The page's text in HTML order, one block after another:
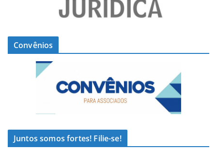
Convênios
Juntos somos fortes! Filie-se!